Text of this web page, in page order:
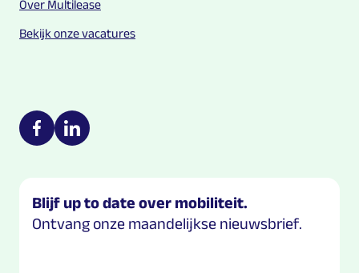
Over Multilease
Bekijk onze vacatures
Multilease on social media
https://nl-nl.facebook.com/Multilease/
https://www.linkedin.com/company/multilease
Blijf up to date over mobiliteit.
Ontvang onze maandelijkse nieuwsbrief.